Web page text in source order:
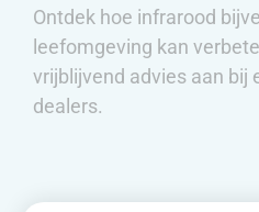
Ontdek hoe infrarood
leefomgeving kan
vrijblijvend advies aan bij
dealers.